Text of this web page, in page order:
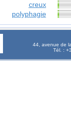
creux
polyphagie
44, avenue de
Tél. :